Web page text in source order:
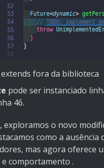
fora da biblioteca
pode ser instanciado
46.
exploramos o novo
como a ausência
mas agora oferece
comportamento .